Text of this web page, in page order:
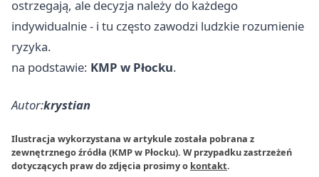
ostrzegają, ale decyzja należy do każdego
indywidualnie - i tu często zawodzi ludzkie rozumienie
ryzyka.
na podstawie: KMP w Płocku.
Autor:krystian
Ilustracja wykorzystana w artykule została pobrana z
zewnętrznego źródła (KMP w Płocku). W przypadku zastrzeżeń
dotyczących praw do zdjęcia prosimy o kontakt.